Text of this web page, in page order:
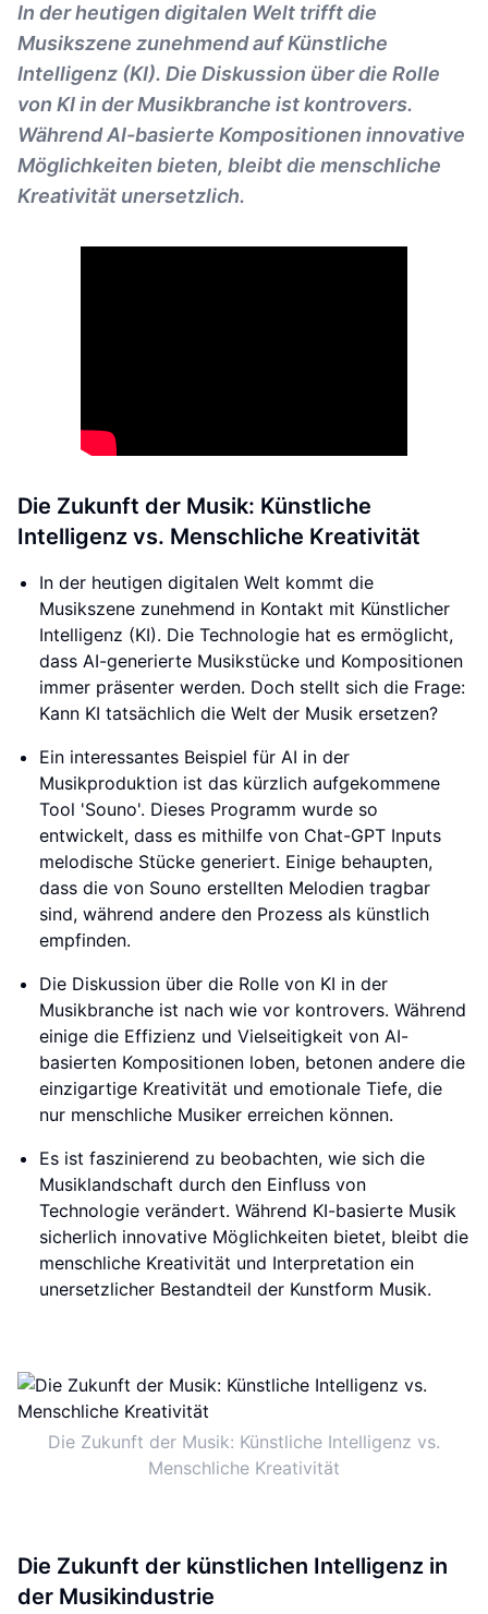
In der heutigen digitalen Welt trifft die
Musikszene zunehmend auf Künstliche
Intelligenz (KI). Die Diskussion über die Rolle
von KI in der Musikbranche ist kontrovers.
Während AI-basierte Kompositionen innovative
Möglichkeiten bieten, bleibt die menschliche
Kreativität unersetzlich.
Die Zukunft der Musik: Künstliche
Intelligenz vs. Menschliche Kreativität
In der heutigen digitalen Welt kommt die
Musikszene zunehmend in Kontakt mit Künstlicher
Intelligenz (KI). Die Technologie hat es ermöglicht,
dass AI-generierte Musikstücke und Kompositionen
immer präsenter werden. Doch stellt sich die Frage:
Kann KI tatsächlich die Welt der Musik ersetzen?
Ein interessantes Beispiel für AI in der
Musikproduktion ist das kürzlich aufgekommene
Tool 'Souno'. Dieses Programm wurde so
entwickelt, dass es mithilfe von Chat-GPT Inputs
melodische Stücke generiert. Einige behaupten,
dass die von Souno erstellten Melodien tragbar
sind, während andere den Prozess als künstlich
empfinden.
Die Diskussion über die Rolle von KI in der
Musikbranche ist nach wie vor kontrovers. Während
einige die Effizienz und Vielseitigkeit von AI-
basierten Kompositionen loben, betonen andere die
einzigartige Kreativität und emotionale Tiefe, die
nur menschliche Musiker erreichen können.
Es ist faszinierend zu beobachten, wie sich die
Musiklandschaft durch den Einfluss von
Technologie verändert. Während KI-basierte Musik
sicherlich innovative Möglichkeiten bietet, bleibt die
menschliche Kreativität und Interpretation ein
unersetzlicher Bestandteil der Kunstform Musik.
Die Zukunft der Musik: Künstliche Intelligenz vs.
Menschliche Kreativität
Die Zukunft der künstlichen Intelligenz in
der Musikindustrie